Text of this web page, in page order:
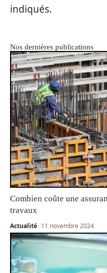
indiqués.
Nos dernières publications
Combien coûte une
travaux
Actualité 11 novembre 2024